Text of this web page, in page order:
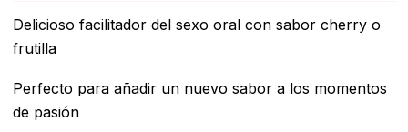
Delicioso facilitador del sexo oral con sabor cherry o
frutilla
Perfecto para añadir un nuevo sabor a los momentos
de pasión